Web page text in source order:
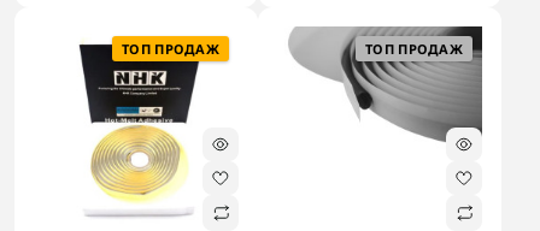
ТОП ПРОДАЖ ТОП ПРОДАЖ